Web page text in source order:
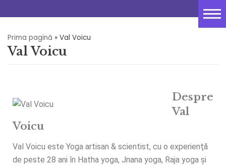
Acasă
Despre
PSYCH-K®
Sedinte 1 la 1
Tabere
conținut
Prima pagină » Val Voicu
Val Voicu
Despre
Val
Voicu
Val Voicu este Yoga artisan & scientist, cu o experienţă
de peste 28 ani în Hatha yoga, Jnana yoga, Raja yoga şi